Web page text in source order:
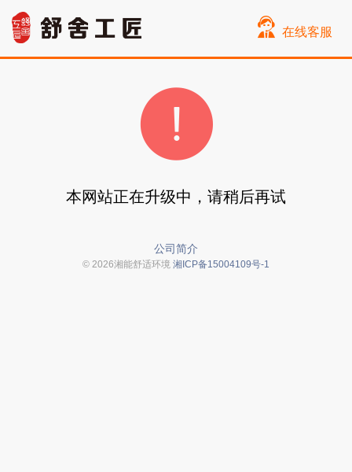
在线客服
本网站正在升级中，请稍后再试
公司简介
© 2026湘能舒适环境 湘ICP备15004109号-1